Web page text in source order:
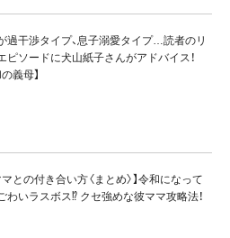
過干渉タイプ、息子溺愛タイプ…読者のリ
ピソードに犬山紙子さんがアドバイス！
の義母】
マとの付き合い方〈まとめ〉】令和になって
わいラスボス⁉ クセ強めな彼ママ攻略法！